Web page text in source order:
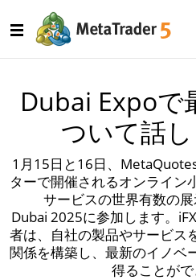
Dubai Expoで
ついて話
1月15日と16日、
ターで開催されるオンライン
サービスの世界有数の展
Dubai 2025に参加します。
者は、自社の製品やサービス
関係を構築し、最新のイノベ
得ることがで